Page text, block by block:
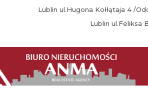
Lublin ul.Hugona Kołłątaja 4 /
Lublin ul.Feliksa